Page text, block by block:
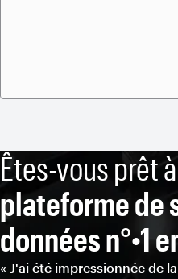
Êtes-vous prêt
plateforme de
données n°•1
« J'ai été impressionnée de